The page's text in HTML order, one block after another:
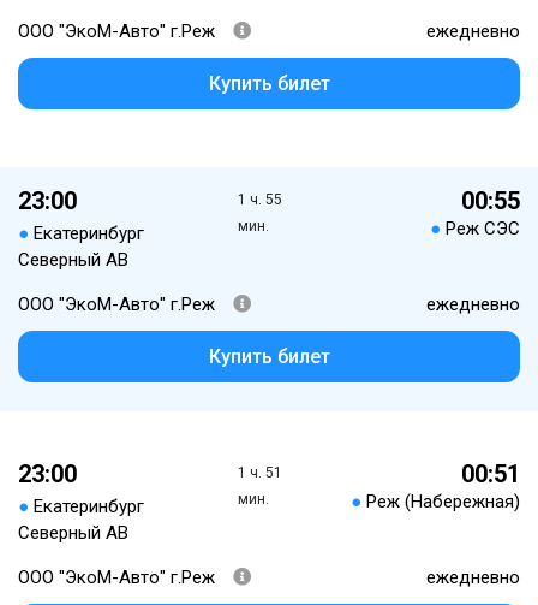
ООО "ЭкоМ-Авто" г.Реж ежедневно
Купить билет
23:00
● Екатеринбург
Северный АВ
1 ч. 55
мин.
00:55
● Реж СЭС
ООО "ЭкоМ-Авто" г.Реж ежедневно
Купить билет
23:00
● Екатеринбург
Северный АВ
1 ч. 51
мин.
00:51
● Реж (Набережная)
ООО "ЭкоМ-Авто" г.Реж ежедневно